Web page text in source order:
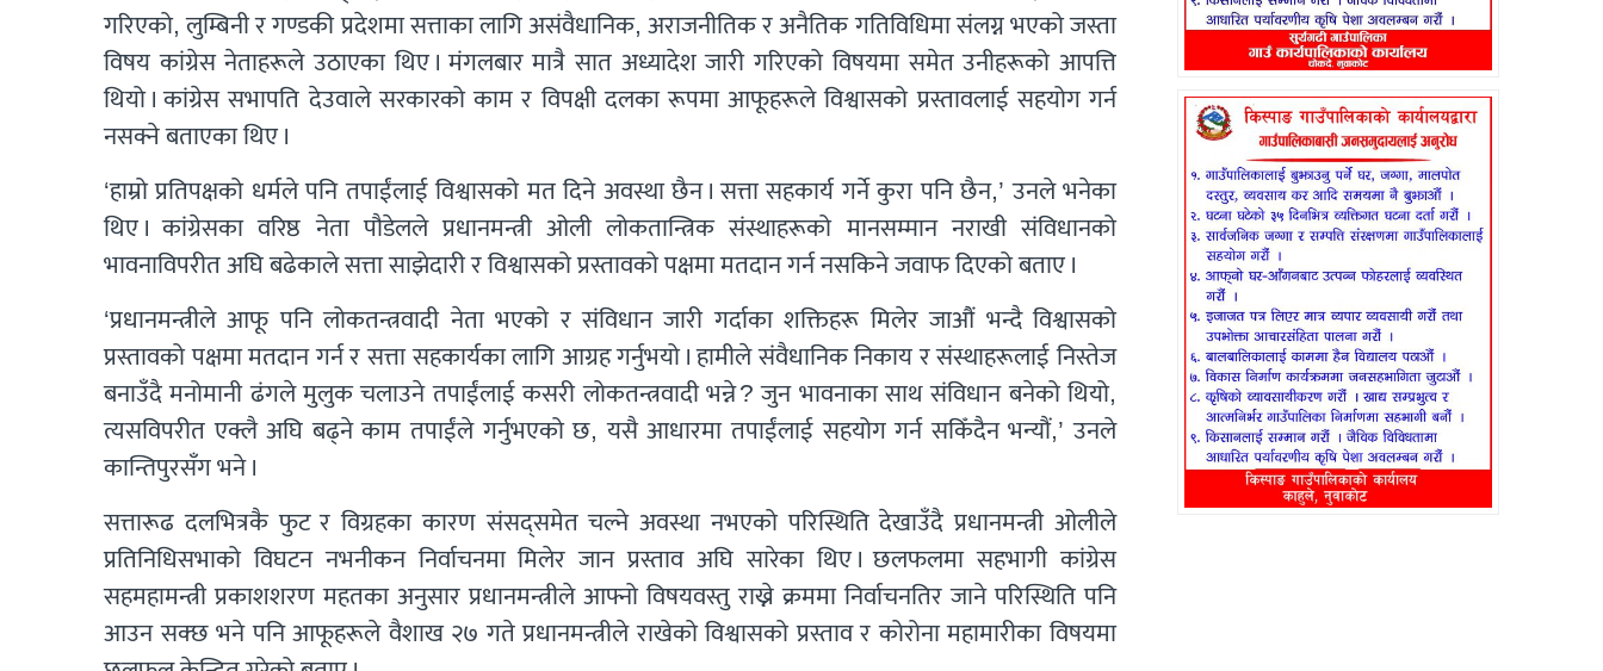
गरिएको, लुम्बिनी र गण्डकी प्रदेशमा सत्ताका लागि असंवैधानिक, अराजनीतिक र अनैतिक गतिविधिमा संलग्न भएको जस्ता
विषय कांग्रेस नेताहरूले उठाएका थिए । मंगलबार मात्रै सात अध्यादेश जारी गरिएको विषयमा समेत उनीहरूको आपत्ति
थियो । कांग्रेस सभापति देउवाले सरकारको काम र विपक्षी दलका रूपमा आफूहरूले विश्वासको प्रस्तावलाई सहयोग गर्न
नसक्ने बताएका थिए ।
‘हाम्रो प्रतिपक्षको धर्मले पनि तपाईंलाई विश्वासको मत दिने अवस्था छैन । सत्ता सहकार्य गर्ने कुरा पनि छैन,’ उनले भनेका
थिए । कांग्रेसका वरिष्ठ नेता पौडेलले प्रधानमन्त्री ओली लोकतान्त्रिक संस्थाहरूको मानसम्मान नराखी संविधानको
भावनाविपरीत अघि बढेकाले सत्ता साझेदारी र विश्वासको प्रस्तावको पक्षमा मतदान गर्न नसकिने जवाफ दिएको बताए ।
‘प्रधानमन्त्रीले आफू पनि लोकतन्त्रवादी नेता भएको र संविधान जारी गर्दाका शक्तिहरू मिलेर जाऔं भन्दै विश्वासको
प्रस्तावको पक्षमा मतदान गर्न र सत्ता सहकार्यका लागि आग्रह गर्नुभयो । हामीले संवैधानिक निकाय र संस्थाहरूलाई निस्तेज
बनाउँदै मनोमानी ढंगले मुलुक चलाउने तपाईंलाई कसरी लोकतन्त्रवादी भन्ने ? जुन भावनाका साथ संविधान बनेको थियो,
त्यसविपरीत एक्लै अघि बढ्ने काम तपाईंले गर्नुभएको छ, यसै आधारमा तपाईंलाई सहयोग गर्न सकिँदैन भन्यौं,’ उनले
कान्तिपुरसँग भने ।
सत्तारूढ दलभित्रकै फुट र विग्रहका कारण संसद्समेत चल्ने अवस्था नभएको परिस्थिति देखाउँदै प्रधानमन्त्री ओलीले
प्रतिनिधिसभाको विघटन नभनीकन निर्वाचनमा मिलेर जान प्रस्ताव अघि सारेका थिए । छलफलमा सहभागी कांग्रेस
सहमहामन्त्री प्रकाशशरण महतका अनुसार प्रधानमन्त्रीले आफ्नो विषयवस्तु राख्ने क्रममा निर्वाचनतिर जाने परिस्थिति पनि
आउन सक्छ भने पनि आफूहरूले वैशाख २७ गते प्रधानमन्त्रीले राखेको विश्वासको प्रस्ताव र कोरोना महामारीका विषयमा